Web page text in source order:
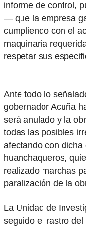
informe de control,
— que la empresa
cumpliendo con el
maquinaria
respetar sus
Ante todo lo
gobernador Acuña
será anulado y la
todas las posibles
afectando con
huanchaqueros,
realizado marchas
paralización de la
La Unidad de
seguido el rastro